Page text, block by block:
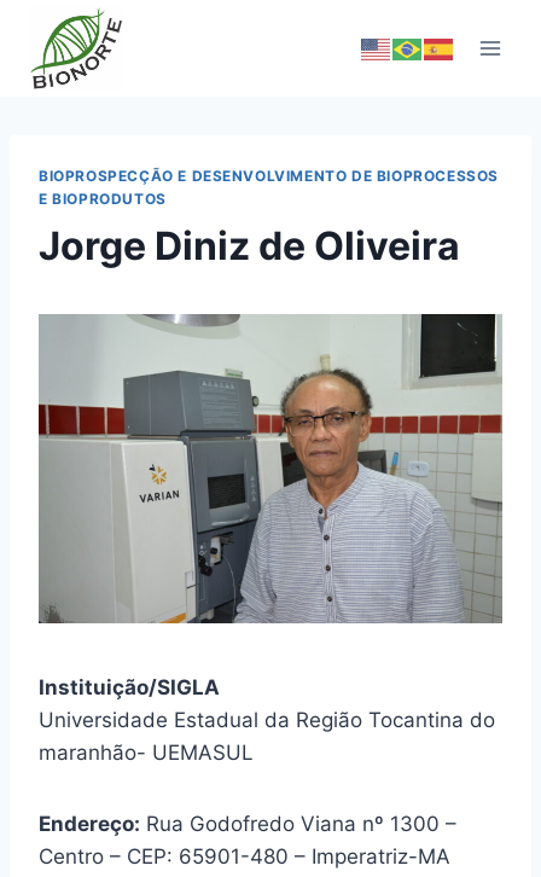
BIOPROSPECÇÃO E DESENVOLVIMENTO DE BIOPROCESSOS
E BIOPRODUTOS
Jorge Diniz de Oliveira
Instituição/SIGLA
Universidade Estadual da Região Tocantina do
maranhão- UEMASUL
Endereço: Rua Godofredo Viana nº 1300 –
Centro – CEP: 65901-480 – Imperatriz-MA